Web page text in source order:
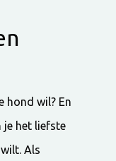
hond wil? En
je het liefste
Als